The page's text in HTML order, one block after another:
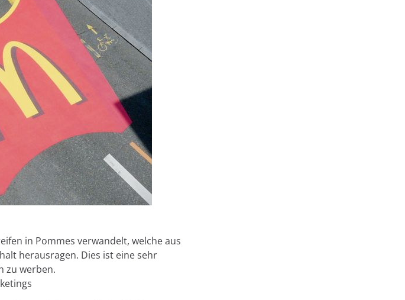
in Pommes verwandelt, welche aus
herausragen. Dies ist eine sehr
zu werben.
Cookies:
und/oder ähnliche Technologien, die
im Web surfen. Der Zweck dieser
Ihrer Erfahrung auf der Website durch
anderer interessanter Inhalte bis hin zur